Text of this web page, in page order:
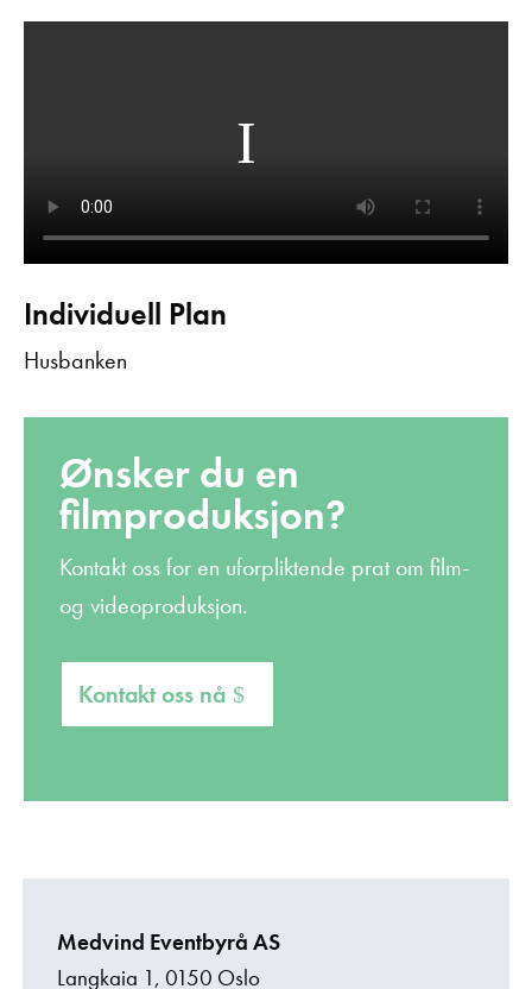
Individuell Plan
Husbanken
Ønsker du en
filmproduksjon?
Kontakt oss for en uforpliktende prat om film-
og videoproduksjon.
Kontakt oss nå
Medvind Eventbyrå AS
Langkaia 1, 0150 Oslo